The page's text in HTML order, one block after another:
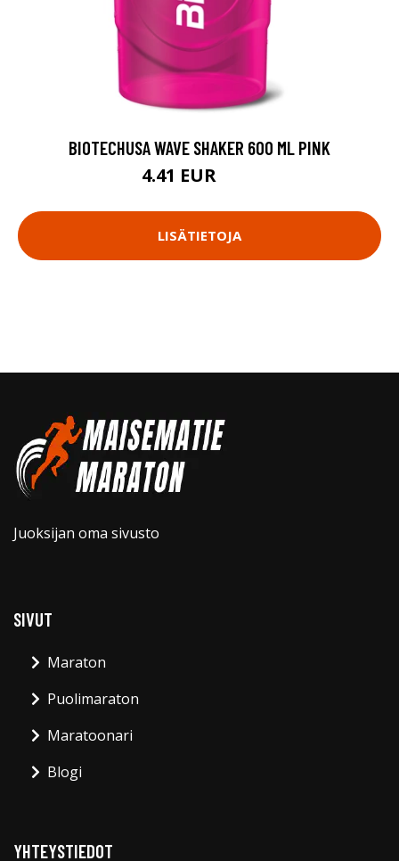
BIOTECHUSA WAVE SHAKER 600 ML PINK
4.41 EUR
LISÄTIETOJA
Juoksijan oma sivusto
SIVUT
Maraton
Puolimaraton
Maratoonari
Blogi
YHTEYSTIEDOT